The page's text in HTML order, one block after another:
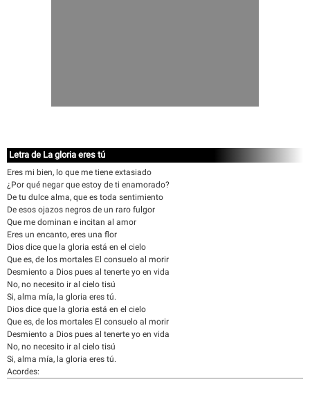
Letra de La gloria eres tú
Eres mi bien, lo que me tiene extasiado
¿Por qué negar que estoy de ti enamorado?
De tu dulce alma, que es toda sentimiento
De esos ojazos negros de un raro fulgor
Que me dominan e incitan al amor
Eres un encanto, eres una flor
Dios dice que la gloria está en el cielo
Que es, de los mortales El consuelo al morir
Desmiento a Dios pues al tenerte yo en vida
No, no necesito ir al cielo tisú
Si, alma mía, la gloria eres tú.
Dios dice que la gloria está en el cielo
Que es, de los mortales El consuelo al morir
Desmiento a Dios pues al tenerte yo en vida
No, no necesito ir al cielo tisú
Si, alma mía, la gloria eres tú.
Acordes: